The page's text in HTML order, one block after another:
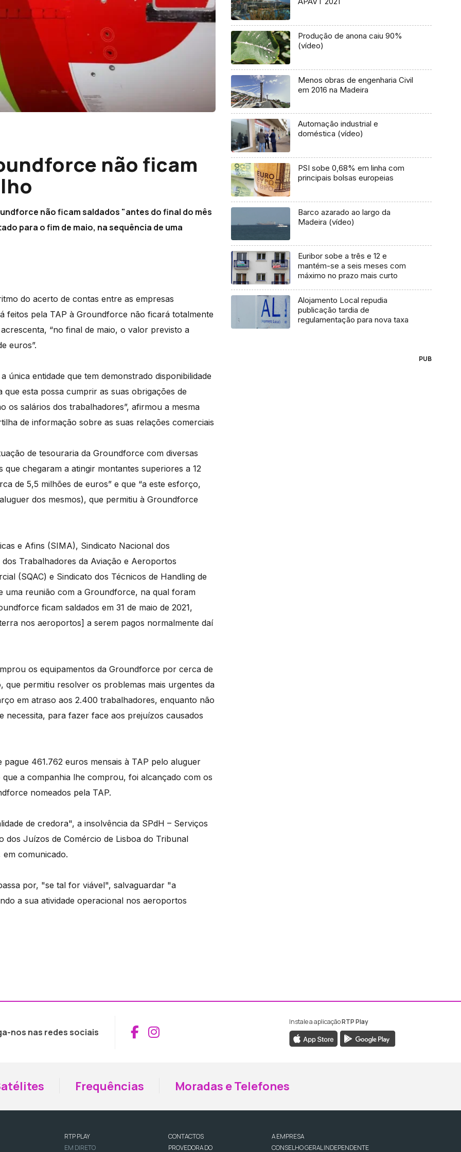
não ficam
não ficam saldados "antes do final do mês
para o fim de maio, na sequência de uma
do acerto de contas entre as empresas
feitos pela TAP à Groundforce não ficará totalmente
“no final de maio, o valor previsto a
euros”.
única entidade que tem demonstrado disponibilidade
esta possa cumprir as suas obrigações de
os salários dos trabalhadores”, afirmou a mesma
de informação sobre as suas relações comerciais
de tesouraria da Groundforce com diversas
que chegaram a atingir montantes superiores a 12
de 5,5 milhões de euros” e que “a este esforço,
dos mesmos), que permitiu à Groundforce
e Afins (SIMA), Sindicato Nacional dos
Trabalhadores da Aviação e Aeroportos
(SQAC) e Sindicato dos Técnicos de Handling de
reunião com a Groundforce, na qual foram
ficam saldados em 31 de maio de 2021,
nos aeroportos] a serem pagos normalmente daí
os equipamentos da Groundforce por cerca de
permitiu resolver os problemas mais urgentes da
em atraso aos 2.400 trabalhadores, enquanto não
necessita, para fazer face aos prejuízos causados
461.762 euros mensais à TAP pelo aluguer
a companhia lhe comprou, foi alcançado com os
nomeados pela TAP.
de credora", a insolvência da SPdH – Serviços
Juízos de Comércio de Lisboa do Tribunal
em comunicado.
por, "se tal for viável", salvaguardar "a
a sua atividade operacional nos aeroportos
Produção de anona caiu 90%
(vídeo)
Menos obras de engenharia Civil
em 2016 na Madeira
Automação industrial e
doméstica (vídeo)
PSI sobe 0,68% em linha com
principais bolsas europeias
Barco azarado ao largo da
Madeira (vídeo)
Euribor sobe a três e 12 e
mantém-se a seis meses com
máximo no prazo mais curto
Alojamento Local repudia
publicação tardia de
regulamentação para nova taxa
PUB
nos nas redes sociais Aceder ao Facebook da RTP Madeira
Aceder ao Instagram da RTP Madeira
Instale a aplicaçãoRTP Play
Frequências Moradas e Telefones
RTP PLAY
EM DIRETO
CONTACTOS
PROVEDORA DO
A EMPRESA
CONSELHO GERAL INDEPENDENTE